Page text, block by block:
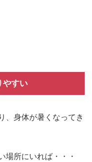
やすい
、身体が暑くなってき
場所にいれば・・・